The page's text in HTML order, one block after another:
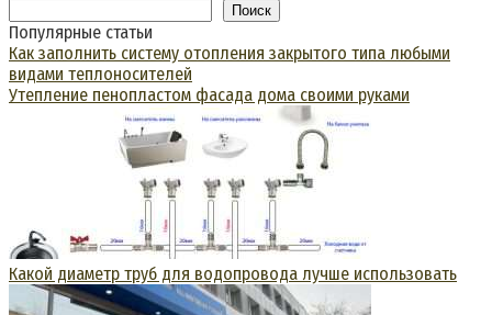
Поиск
Популярные статьи
Как заполнить систему отопления закрытого типа любыми
видами теплоносителей
Утепление пенопластом фасада дома своими руками
Какой диаметр труб для водопровода лучше использовать